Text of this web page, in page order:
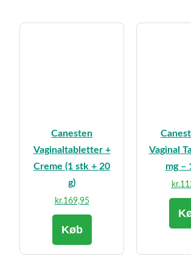
Canesten
Vaginaltabletter +
Creme (1 stk + 20
g)
kr.169,95
Køb
Vaginal
mg –
kr.